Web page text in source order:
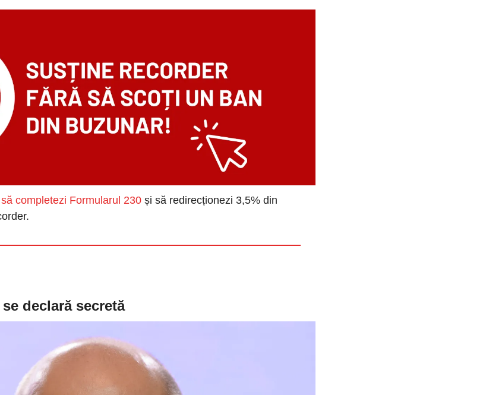
să completezi Formularul 230 și să redirecționezi 3,5% din
declară secretă